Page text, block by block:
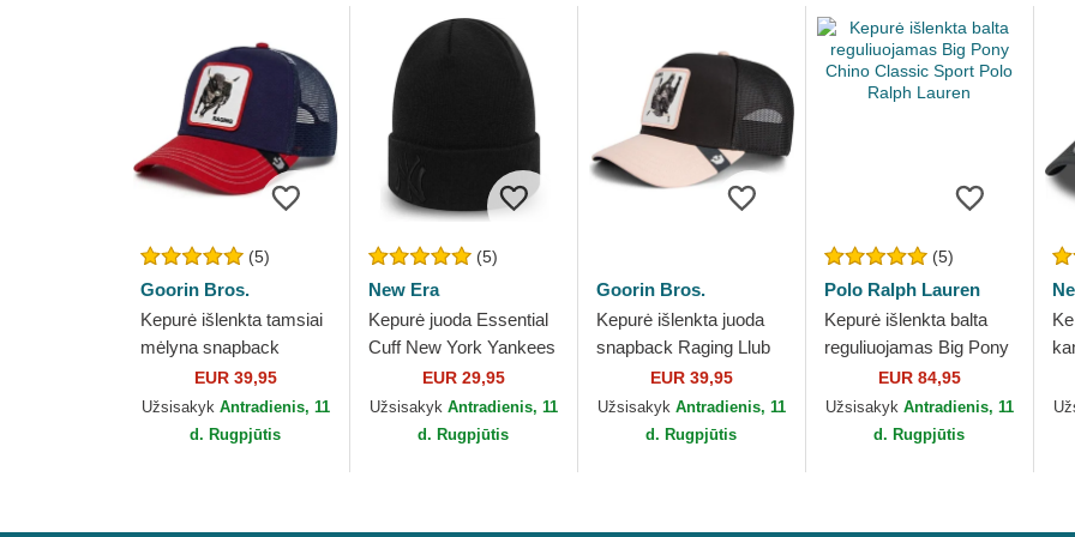
(5)
Goorin Bros.
Kepurė išlenkta tamsiai
mėlyna snapback
Raging Bull Fab Farm
The Farm Goorin Bros.
EUR 39,95
Užsisakyk Antradienis, 11
d. Rugpjūtis
(5)
New Era
Kepurė juoda Essential
Cuff New York Yankees
MLB New Era
EUR 29,95
Užsisakyk Antradienis, 11
d. Rugpjūtis
Goorin Bros.
Kepurė išlenkta juoda
snapback Raging Llub
Flip Side 2 The Farm
Goorin Bros.
EUR 39,95
Užsisakyk Antradienis, 11
d. Rugpjūtis
(5)
Polo Ralph Lauren
Kepurė išlenkta balta
reguliuojamas Big Pony
Chino Classic Sport
Polo Ralph Lauren
EUR 84,95
Užsisakyk Antradienis, 11
d. Rugpjūtis